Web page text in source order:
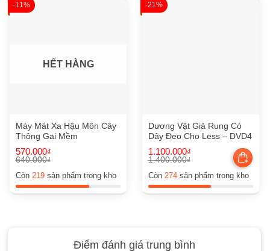
-11%
HẾT HÀNG
Máy Mát Xa Hậu Môn Cây
Thông Gai Mềm
640.000₫
gốc
640.000₫.
570.000₫
hiện
là:
Còn 219sản phẩm trong kho
-21%
Dương Vật Giả Rung Có
Dây Đeo Cho Less – DVD4
1.400.000₫
gốc
1.400.000₫.
1.100.000₫
hiện
là:
Còn 274sản phẩm trong kho
Điểm đánh giá trung bình